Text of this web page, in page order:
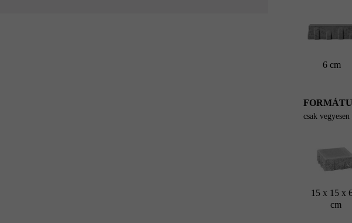
6 cm
csak
15 x 15 x
cm